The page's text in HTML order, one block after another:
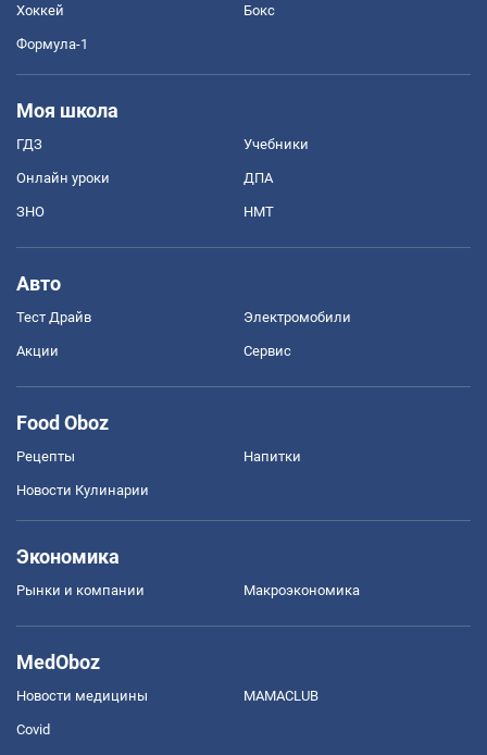
Хоккей Бокс
Формула-1
Моя школа
ГДЗ Учебники
Онлайн уроки ДПА
ЗНО НМТ
Авто
Тест Драйв Электромобили
Акции Сервис
Food Oboz
Рецепты Напитки
Новости Кулинарии
Экономика
Рынки и компании Mакроэкономика
MedOboz
Новости медицины MAMACLUB
Covid